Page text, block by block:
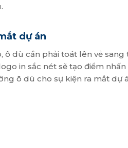
dự án
ô dù cần phải toát lên vẻ
in sắc nét sẽ tạo điểm
ô dù cho sự kiện ra mắt